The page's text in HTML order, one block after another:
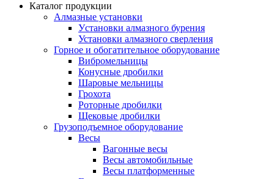
Каталог продукции
Алмазные установки
Уcтановки алмазного бурения
Установки алмазного сверления
Горное и обогатительное оборудование
Вибромельницы
Конусные дробилки
Шаровые мельницы
Грохота
Роторные дробилки
Щековые дробилки
Грузоподъемное оборудование
Весы
Вагонные весы
Весы автомобильные
Весы платформенные